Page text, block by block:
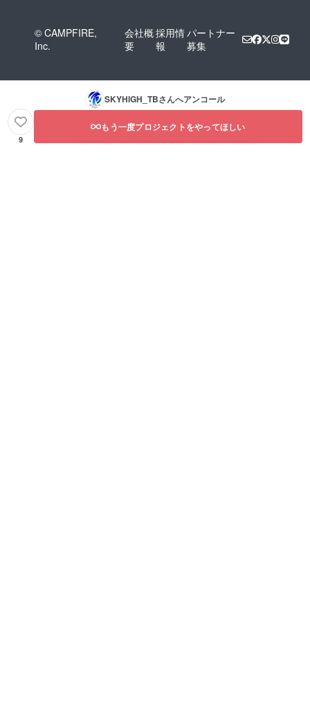
© CAMPFIRE,
Inc.
会社概
要
採用情
報
パートナー
募集
SKYHIGH_TBさんへアンコール
9
もう一度プロジェクトをやってほしい